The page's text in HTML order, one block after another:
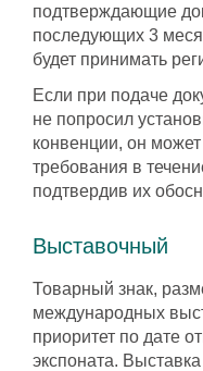
подтверждающие
последующих 3
будет принимать
Если при подаче
не попросил
конвенции, он может
требования в
подтвердив их
Выставочный
Товарный знак,
международных
приоритет по дате
экспоната.